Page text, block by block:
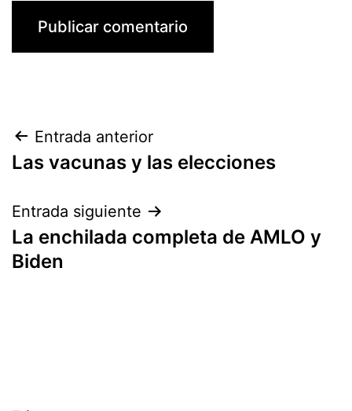
Navegación
de
entradas
Entrada anterior
Las vacunas y las elecciones
Entrada siguiente
La enchilada completa de AMLO y
Biden